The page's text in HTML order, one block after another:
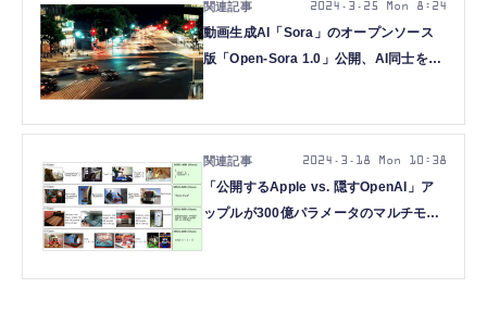
動画生成AI「Sora」のオープンソース
版「Open-Sora 1.0」公開、AI同士を掛
ウィークリー）
2024.3.25 Mon 8:24
「公開するApple vs. 隠すOpenAI」ア
ップルが300億パラメータのマルチモー
2024.3.18 Mon 10:38